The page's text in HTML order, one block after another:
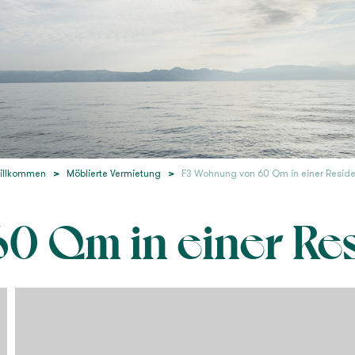
> Möblierte Vermietung > F3 Wohnung von 60 Qm in einer
Qm in einer